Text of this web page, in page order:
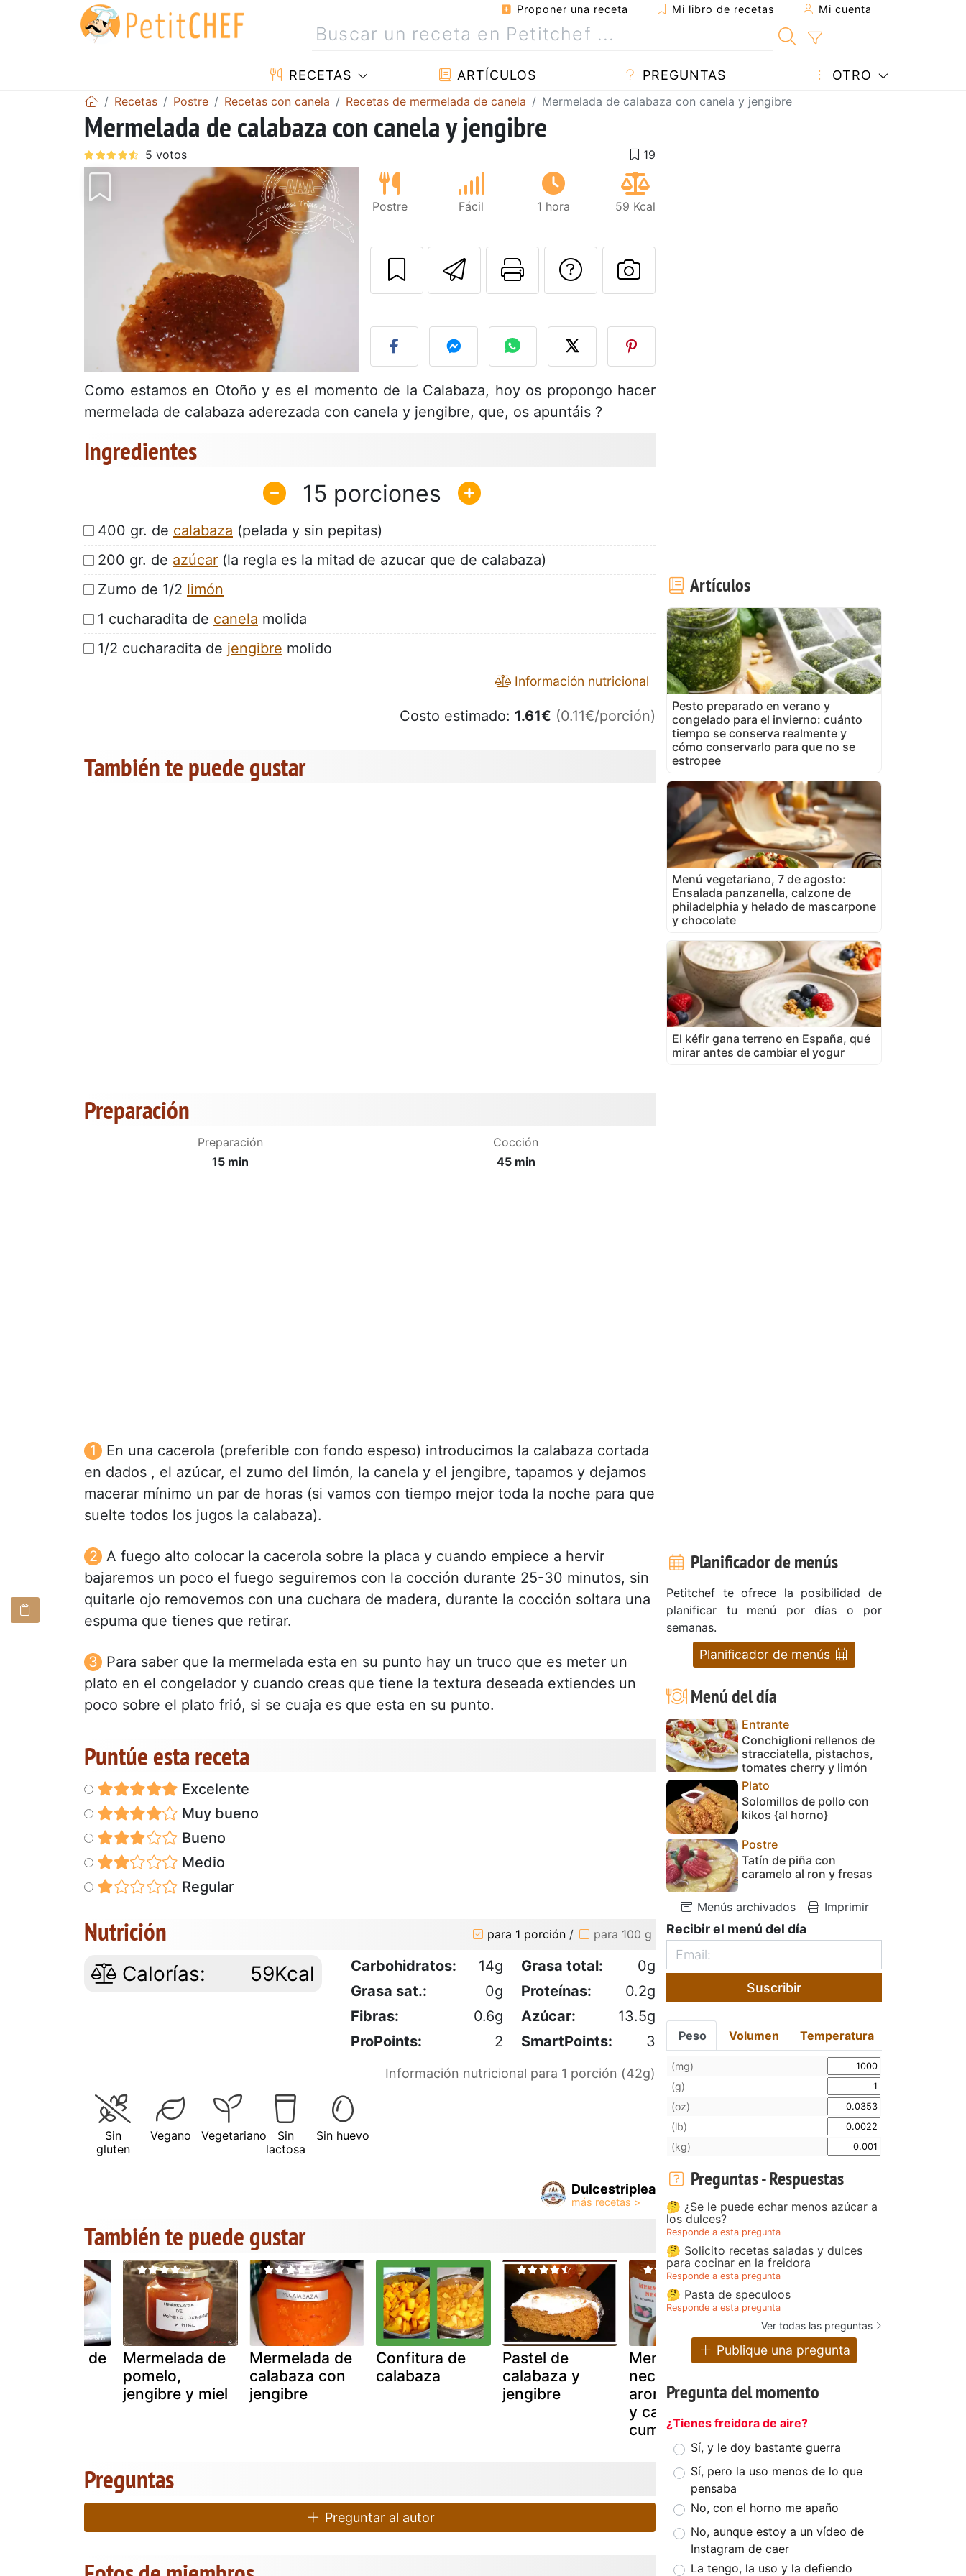
Proponer una receta Mi libro de recetas Mi cuenta
RECETAS ARTÍCULOS PREGUNTAS OTRO
Recetas Postre Recetas con canela Recetas de mermelada de canela Mermelada de calabaza con canela y jengibre
Mermelada de calabaza con canela y jengibre
Postre Fácil 1 hora 59 Kcal
Enviar esta receta a un amigo
Imprimir esta página
Preguntar al autor
Publicar la foto de esta receta
Como estamos en Otoño y es el momento de la Calabaza, hoy os propongo hacer
mermelada de calabaza aderezada con canela y jengibre, que, os apuntáis ?
Ingredientes
15
400 gr. de calabaza (pelada y sin pepitas)
200 gr. de azúcar (la regla es la mitad de azucar que de calabaza)
Zumo de 1/2 limón
1 cucharadita de canela molida
1/2 cucharadita de jengibre molido
Información nutricional
Costo estimado: 1.61€ (0.11€/porción)
También te puede gustar
Preparación
Preparación
15 min
Cocción
45 min
En una cacerola (preferible con fondo espeso) introducimos la calabaza cortada
en dados , el azúcar, el zumo del limón, la canela y el jengibre, tapamos y dejamos
macerar mínimo un par de horas (si vamos con tiempo mejor toda la noche para que
suelte todos los jugos la calabaza).
A fuego alto colocar la cacerola sobre la placa y cuando empiece a hervir
bajaremos un poco el fuego seguiremos con la cocción durante 25-30 minutos, sin
quitarle ojo removemos con una cuchara de madera, durante la cocción soltara una
espuma que tienes que retirar.
Para saber que la mermelada esta en su punto hay un truco que es meter un
plato en el congelador y cuando creas que tiene la textura deseada extiendes un
poco sobre el plato frió, si se cuaja es que esta en su punto.
Puntúe esta receta
Excelente
Muy bueno
Bueno
Medio
Regular
Nutrición para 1 porción / para 100 g
Calorías: 59Kcal Carbohidratos: 14g Grasa total:
0g
Grasa sat.:
0g Proteínas:
0.2g
Fibras:
0.6g Azúcar:
13.5g
ProPoints:
2 SmartPoints: 3
Información nutricional para 1 porción (42g)
Sin
gluten
Vegano Vegetariano
Sin
lactosa
Sin huevo
Dulcestriplea
También te puede gustar
de
Mermelada de
pomelo,
jengibre y miel
Mermelada de
calabaza con
jengibre
Confitura de
calabaza
Pastel de
calabaza y
jengibre
Mermelada de
nectarina al
aroma de clavo
y canela. 2º
cumple-blog
Mermelada de
canela
Preguntas
Preguntar al autor
Artículos
Pesto preparado en verano y
congelado para el invierno: cuánto
tiempo se conserva realmente y
cómo conservarlo para que no se
estropee
Menú vegetariano, 7 de agosto:
Ensalada panzanella, calzone de
philadelphia y helado de mascarpone
y chocolate
El kéfir gana terreno en España, qué
mirar antes de cambiar el yogur
Planificador de menús
Petitchef te ofrece la posibilidad de
planificar tu menú por días o por
semanas.
Planificador de menús
Menú del día
Entrante
Conchiglioni rellenos de
stracciatella, pistachos,
tomates cherry y limón
Plato
Solomillos de pollo con
kikos {al horno}
Postre
Tatín de piña con
caramelo al ron y fresas
Menús archivados Imprimir
Recibir el menú del día
Suscribir
Peso Volumen Temperatura
(mg)
(g)
(oz)
(lb)
(kg)
Preguntas - Respuestas
🤔 ¿Se le puede echar menos azúcar a
los dulces?
Responde a esta pregunta
🤔 Solicito recetas saladas y dulces
para cocinar en la freidora
Responde a esta pregunta
🤔 Pasta de speculoos
Responde a esta pregunta
Ver todas las preguntas
Publique una pregunta
Pregunta del momento
¿Tienes freidora de aire?
Sí, y le doy bastante guerra
Sí, pero la uso menos de lo que
pensaba
No, con el horno me apaño
No, aunque estoy a un vídeo de
Instagram de caer
La tengo, la uso y la defiendo